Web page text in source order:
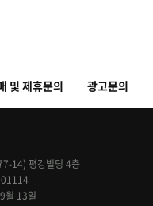
및 제휴문의 광고문의
14) 평강빌딩 4층
월 13일